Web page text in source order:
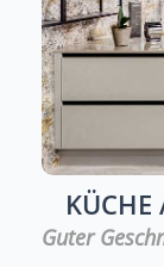
KÜCHE
Guter